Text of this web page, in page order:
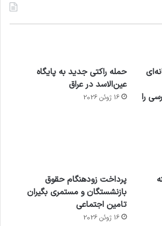
را
حمله راکتی جدید به پایگاه
عین‌الاسد در عراق
16 ژوئن 2026
پرداخت زودهنگام حقوق
بازنشستگان و مستمری بگیران
تامین اجتماعی
16 ژوئن 2026
ساعت
هوشمند
با طعم
توسط
ژاکت
در
های
2023
توسط